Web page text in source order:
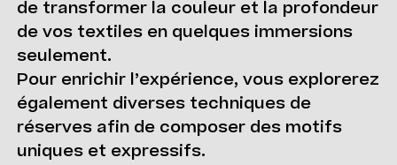
de transformer la couleur et la profondeur
de vos textiles en quelques immersions
seulement.
Pour enrichir l’expérience, vous explorerez
également diverses techniques de
réserves afin de composer des motifs
uniques et expressifs.